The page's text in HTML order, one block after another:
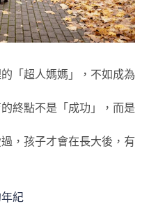
「超人媽媽」，不如成為
終點不是「成功」，而是
，孩子才會在長大後，有
紀